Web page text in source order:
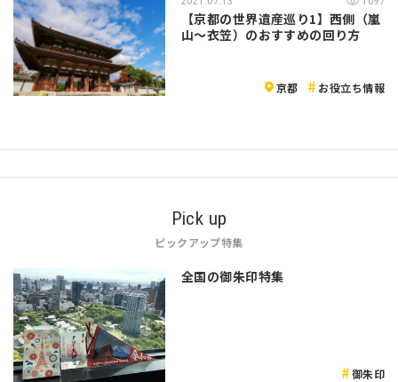
【京都の世界遺産巡り1】西側（嵐
山〜衣笠）のおすすめの回り方
京都 お役立ち情報
Pick up
ピックアップ特集
全国の御朱印特集
御朱印